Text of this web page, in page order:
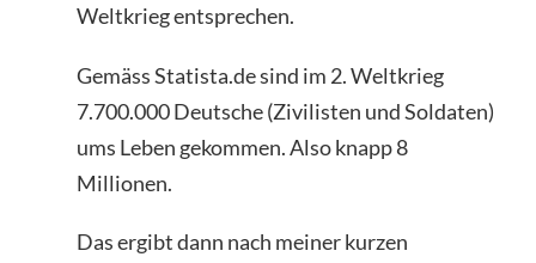
Weltkrieg entsprechen.
Gemäss Statista.de sind im 2. Weltkrieg
7.700.000 Deutsche (Zivilisten und Soldaten)
ums Leben gekommen. Also knapp 8
Millionen.
Das ergibt dann nach meiner kurzen